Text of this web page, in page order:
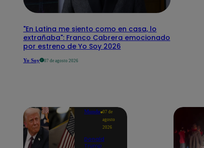
"En Latina me siento como en casa, lo
extrañaba": Franco Cabrera emocionado
por estreno de Yo Soy 2026
Yo Soy 07 de agosto 2026
Mundo 07 de
agosto
2026
Donald
Trump